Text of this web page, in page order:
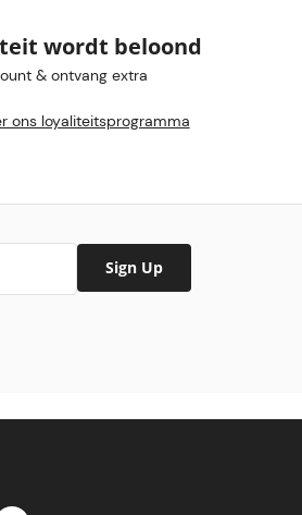
wordt beloond
& ontvang extra
ons loyaliteitsprogramma
Sign Up